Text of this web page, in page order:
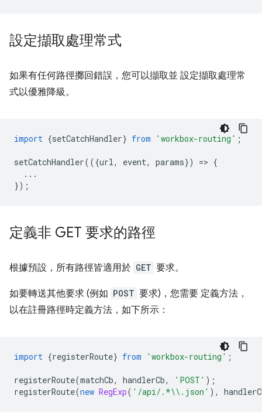
設定擷取處理常式
如果有任何路徑擲回錯誤，您可以擷取並 設定擷取處理常
式以優雅降級。
import {setCatchHandler} from 'workbox-routing' ;
setCatchHandler(({url, event, params}) => {
...
});
定義非 GET 要求的路徑
根據預設，所有路徑皆適用於 GET 要求。
如要轉送其他要求 (例如 POST 要求)，您需要 定義方法，
以在註冊路徑時定義方法，如下所示：
import {registerRoute} from 'workbox-routing' ;
registerRoute(matchCb, handlerCb, 'POST' );
registerRoute(new RegExp( '/api/.*\\.json' ),